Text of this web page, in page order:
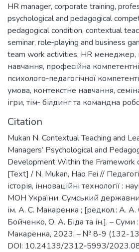
HR manager, corporate training,
psychological and pedagogical
pedagogical condition, contextual
seminar, role‐playing and business
team work activities, HR менеджер,
навчання, професійна
психолого‐педагогічної
умова, контекстне навчання,
ігри, тім‐ білдинг та командна
Citation
Mukan N. Contextual Teaching and
Managers’ Psychological and
Development Within the Framework
[Техt] / N. Mukan, Hao Fei //
історія, інноваційні технології :
МОН України, Сумський
ім. А. С. Макаренка ; [редкол.: А.
Бойченко, О. А. Біда та ін.]. –
Макаренка, 2023. – № 8-9 (132-
DOI: 10.24139/2312‐5993/